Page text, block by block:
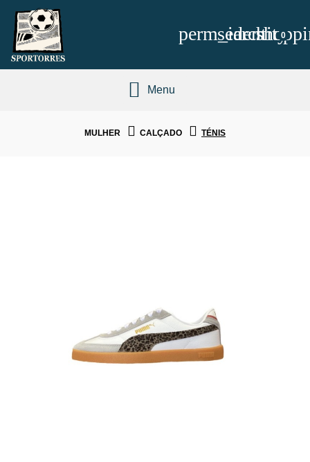
perm_identity
search 0
Menu
MULHER CALÇADO TÉNIS